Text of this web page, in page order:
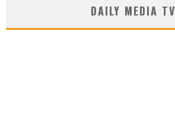
DAILY MEDIA TV